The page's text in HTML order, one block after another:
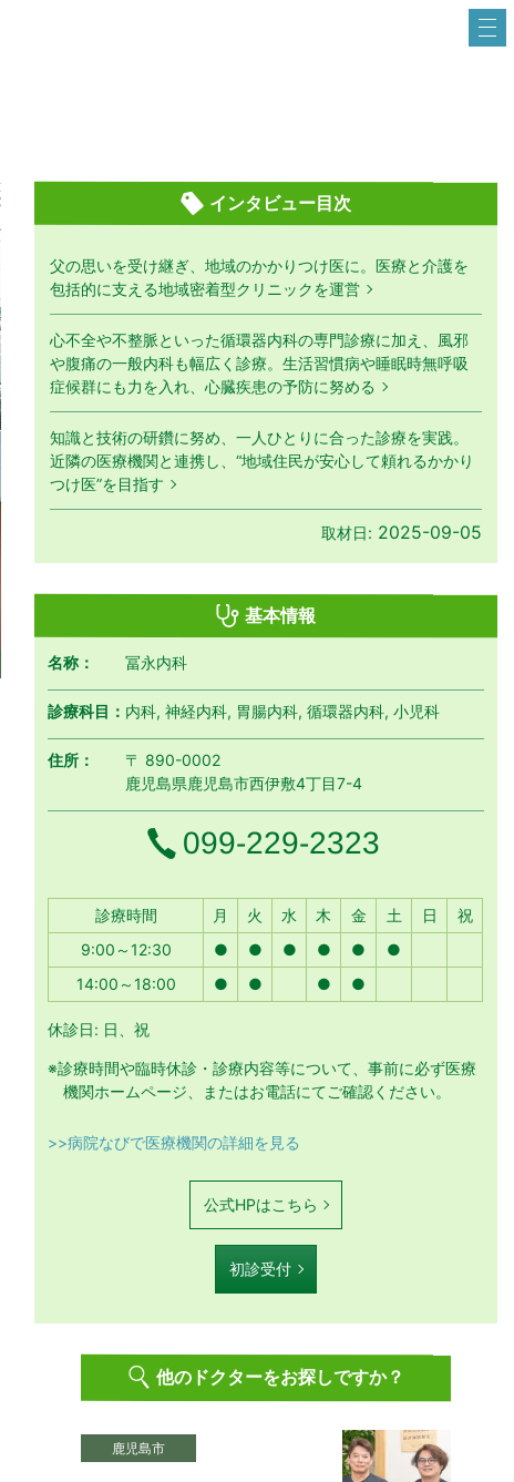
インタビュー目次
父の思いを受け継ぎ、地域のかかりつけ医に。医療と介護を
包括的に支える地域密着型クリニックを運営
心不全や不整脈といった循環器内科の専門診療に加え、風邪
や腹痛の一般内科も幅広く診療。生活習慣病や睡眠時無呼吸
症候群にも力を入れ、心臓疾患の予防に努める
知識と技術の研鑽に努め、一人ひとりに合った診療を実践。
近隣の医療機関と連携し、“地域住民が安心して頼れるかかり
つけ医”を目指す
取材日: 2025-09-05
基本情報
名称： 冨永内科
診療科目： 内科, 神経内科, 胃腸内科, 循環器内科, 小児科
住所：
〒 890-0002
鹿児島県鹿児島市西伊敷4丁目7-4
電話番号
099-229-2323
診療時間 月 月曜日
火 火曜日
水 水曜日
木 木曜日
金金曜日
土土曜日
日 日曜日
祝
9:00～12:30
● ● ● ● ●
●
14:00～18:00
● ● ● ●
休診日: 日、祝
※診療時間や臨時休診・診療内容等について、事前に必ず医療
機関ホームページ、またはお電話にてご確認ください。
>>病院なびで医療機関の詳細を見る
公式HPはこちら
初診受付
他のドクターをお探しですか？
鹿児島市